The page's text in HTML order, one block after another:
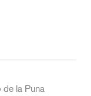
de la Puna